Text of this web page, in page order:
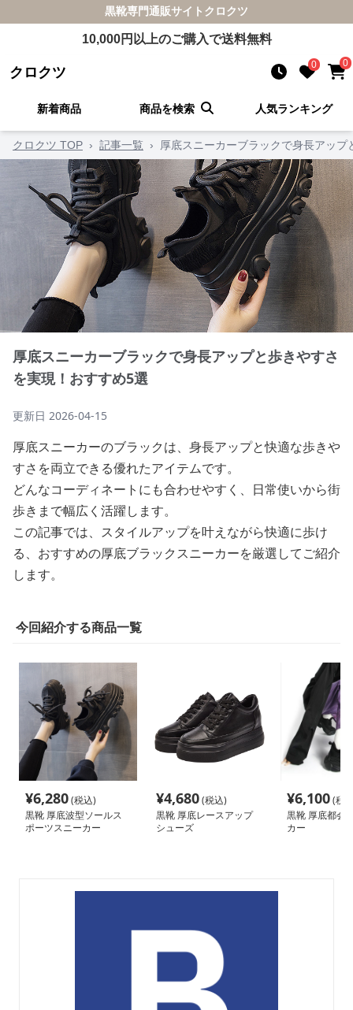
黒靴専門通販サイト クロクツ
10,000円以上のご購入で送料無料
クロクツ 0 0
新着商品 商品を検索 人気ランキング
クロクツ TOP › 記事一覧 › 厚底スニーカーブラックで身長アッ
厚底スニーカーブラックで身長アップと歩きやすさ
を実現！おすすめ5選
更新日 2026-04-15
厚底スニーカーのブラックは、身長アップと快適な歩きや
すさを両立できる優れたアイテムです。
どんなコーディネートにも合わせやすく、日常使いから街
歩きまで幅広く活躍します。
この記事では、スタイルアップを叶えながら快適に歩け
る、おすすめの厚底ブラックスニーカーを厳選してご紹介
します。
今回紹介する商品一覧
¥6,280(税込)
黒靴 厚底波型ソールス
ポーツスニーカー
¥4,680(税込)
黒靴 厚底レースアップ
シューズ
¥6,100(税
黒靴 厚底都会
カー